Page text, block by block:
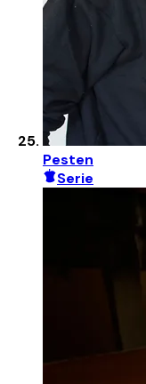
Pesten
Serie